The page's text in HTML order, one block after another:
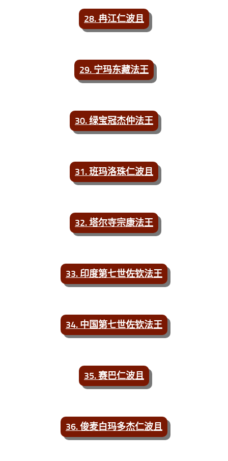
28. 冉江仁波且
29. 宁玛东藏法王
30. 绿宝冠杰仲法王
31. 班玛洛珠仁波且
32. 塔尔寺宗康法王
33. 印度第七世佐钦法王
34. 中国第七世佐钦法王
35. 赛巴仁波且
36. 俊麦白玛多杰仁波且